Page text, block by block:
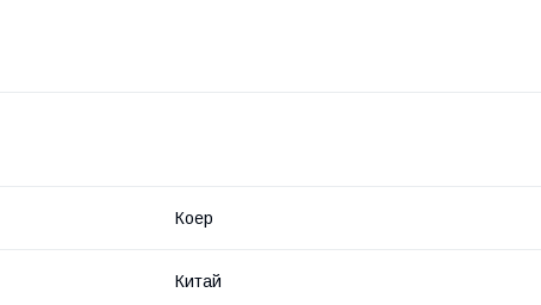
Коер
Китай